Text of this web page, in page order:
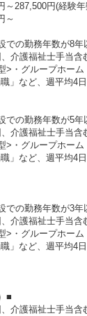
287,500円(経験年
～
での勤務年数が8年
介護福祉士手当
>・グループホー
」など、週平均4
での勤務年数が5年
介護福祉士手当
>・グループホー
」など、週平均4
での勤務年数が3年
介護福祉士手当
>・グループホー
」など、週平均4
■
介護福祉士手当含